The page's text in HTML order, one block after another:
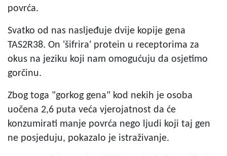
povrća.
Svatko od nas nasljeđuje dvije kopije gena
TAS2R38. On 'šifrira' protein u receptorima za
okus na jeziku koji nam omogućuju da osjetimo
gorčinu.
Zbog toga "gorkog gena" kod nekih je osoba
uočena 2,6 puta veća vjerojatnost da će
konzumirati manje povrća nego ljudi koji taj gen
ne posjeduju, pokazalo je istraživanje.